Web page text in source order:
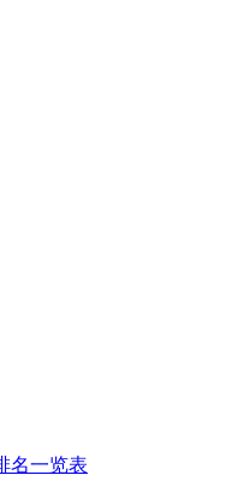
名一览表